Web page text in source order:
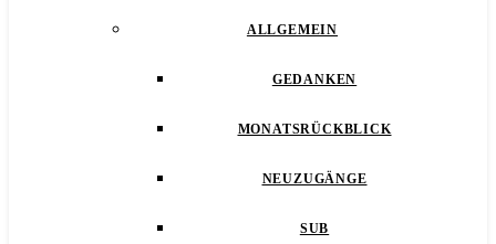
ALLGEMEIN
GEDANKEN
MONATSRÜCKBLICK
NEUZUGÄNGE
SUB